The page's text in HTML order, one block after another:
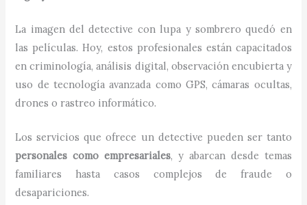
La imagen del detective con lupa y sombrero quedó en
las películas. Hoy, estos profesionales están capacitados
en criminología, análisis digital, observación encubierta y
uso de tecnología avanzada como GPS, cámaras ocultas,
drones o rastreo informático.
Los servicios que ofrece un detective pueden ser tanto
personales como empresariales, y abarcan desde temas
familiares hasta casos complejos de fraude o
desapariciones.